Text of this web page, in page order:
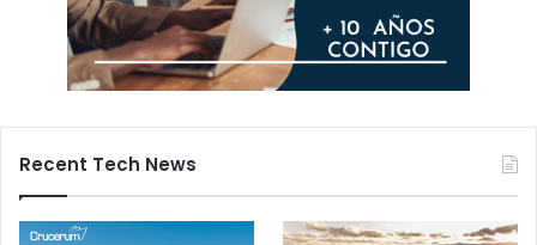
Recent Tech News